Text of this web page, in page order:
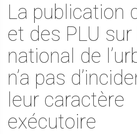
La publication
et des PLU sur
national de
n’a pas
leur caractère
exécutoire